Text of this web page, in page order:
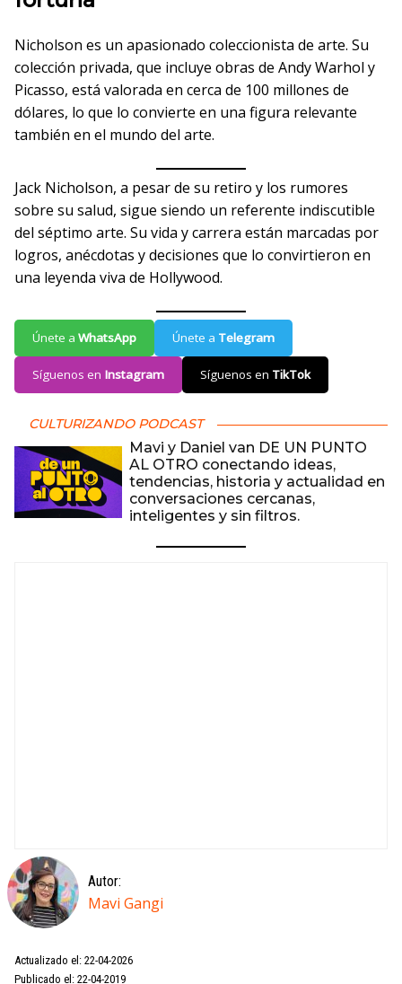
Nicholson es un apasionado coleccionista de arte. Su
colección privada, que incluye obras de Andy Warhol y
Picasso, está valorada en cerca de 100 millones de
dólares, lo que lo convierte en una figura relevante
también en el mundo del arte.
Jack Nicholson, a pesar de su retiro y los rumores
sobre su salud, sigue siendo un referente indiscutible
del séptimo arte. Su vida y carrera están marcadas por
logros, anécdotas y decisiones que lo convirtieron en
una leyenda viva de Hollywood.
Únete a WhatsApp Únete a Telegram
Síguenos en Instagram Síguenos en TikTok
CULTURIZANDO PODCAST
Mavi y Daniel van DE UN PUNTO
AL OTRO conectando ideas,
tendencias, historia y actualidad en
conversaciones cercanas,
inteligentes y sin filtros.
Autor:
Mavi Gangi
Actualizado el: 22-04-2026
Publicado el: 22-04-2019